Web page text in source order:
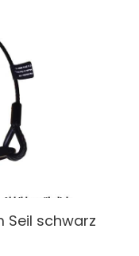
Seil schwarz